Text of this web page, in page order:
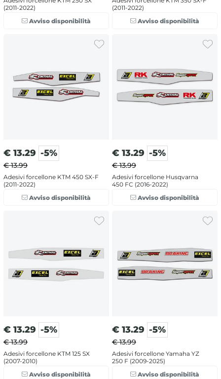
(2011-2022)
Avviso disponibilità
(2011-2022)
Avviso disponibilità
€ 13.29 -5%
€ 13.99
Adesivi forcellone KTM 450 SX-F
(2011-2022)
Avviso disponibilità
€ 13.29 -5%
€ 13.99
Adesivi forcellone Husqvarna
450 FC (2016-2022)
Avviso disponibilità
€ 13.29 -5%
€ 13.99
Adesivi forcellone KTM 125 SX
(2007-2010)
Avviso disponibilità
€ 13.29 -5%
€ 13.99
Adesivi forcellone Yamaha YZ
250 F (2009-2025)
Avviso disponibilità